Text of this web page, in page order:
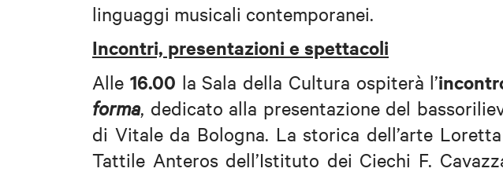
linguaggi musicali contemporanei.
Incontri, presentazioni e spettacoli
Alle 16.00 la Sala della Cultura ospiterà l’
forma, dedicato alla presentazione del
di Vitale da Bologna. La storica dell’arte
Tattile Anteros dell’Istituto dei Ciechi F.